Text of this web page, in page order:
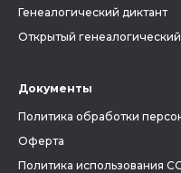
Генеалогический диктант
Открытый
Документы
Политика обработки
Оферта
Политика использования